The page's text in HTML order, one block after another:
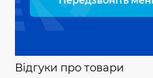
Відгуки про товари